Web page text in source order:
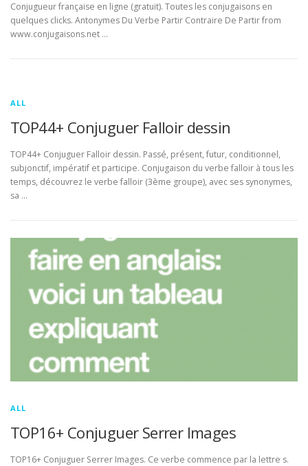
Conjugueur française en ligne (gratuit). Toutes les conjugaisons en
quelques clicks. Antonymes Du Verbe Partir Contraire De Partir from
www.conjugaisons.net …
ALL
TOP44+ Conjuguer Falloir dessin
TOP44+ Conjuguer Falloir dessin. Passé, présent, futur, conditionnel,
subjonctif, impératif et participe. Conjugaison du verbe falloir à tous les
temps, découvrez le verbe falloir (3ème groupe), avec ses synonymes,
sa …
ALL
TOP16+ Conjuguer Serrer Images
TOP16+ Conjuguer Serrer Images. Ce verbe commence par la lettre s.